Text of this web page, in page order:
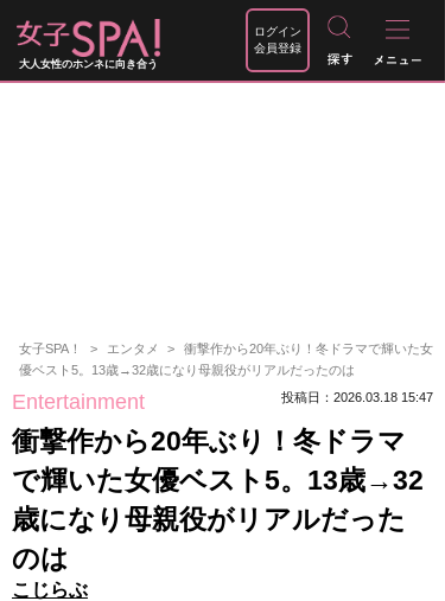
大人女性のホンネに向き合う
ログイン
会員登録
女子SPA！ エンタメ
衝撃作から20年ぶり！冬ドラマで輝いた女
優ベスト5。13歳→32歳になり母親役がリアルだったのは
Entertainment 投稿日：2026.03.18 15:47
衝撃作から20年ぶり！冬ドラマ
で輝いた女優ベスト5。13歳→32
歳になり母親役がリアルだった
のは
こじらぶ